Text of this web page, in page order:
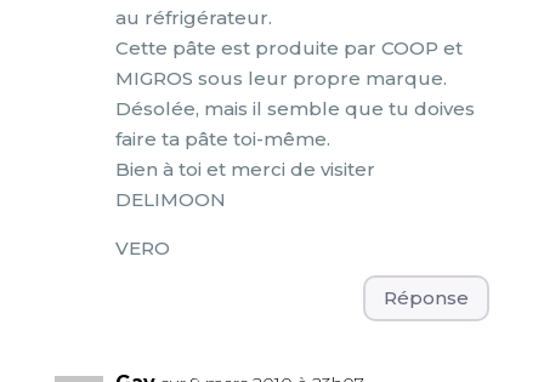
au réfrigérateur.
Cette pâte est produite par COOP et
MIGROS sous leur propre marque.
Désolée, mais il semble que tu doives
faire ta pâte toi-même.
Bien à toi et merci de visiter
DELIMOON
VERO
Réponse